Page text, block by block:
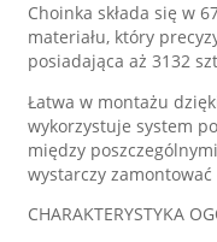
Choinka składa się w
materiału, który
posiadająca aż 3132
Łatwa w montażu
wykorzystuje system
między
wystarczy
CHARAKTERYSTYKA